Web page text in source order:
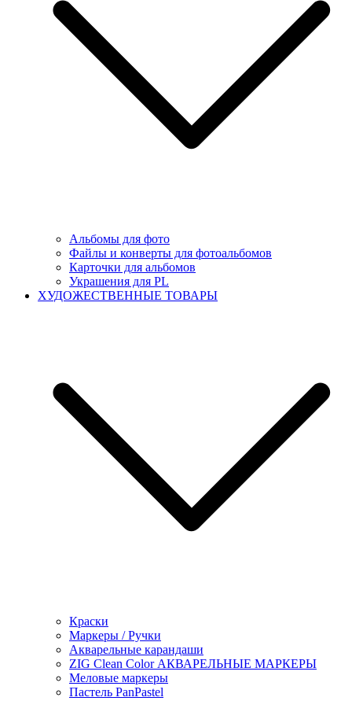
Альбомы для фото
Файлы и конверты для фотоальбомов
Карточки для альбомов
Украшения для PL
ХУДОЖЕСТВЕННЫЕ ТОВАРЫ
Краски
Маркеры / Ручки
Акварельные карандаши
ZIG Clean Color АКВАРЕЛЬНЫЕ МАРКЕРЫ
Меловые маркеры
Пастель PanPastel